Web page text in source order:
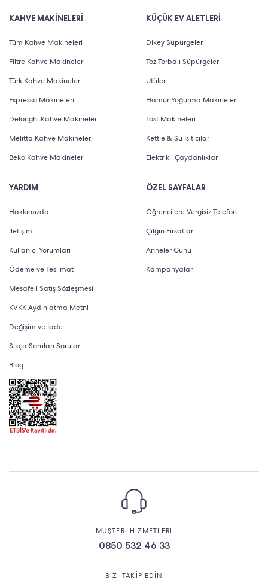
KAHVE MAKİNELERİ
Tüm Kahve Makineleri
Filtre Kahve Makineleri
Türk Kahve Makineleri
Espresso Makineleri
Delonghi Kahve Makineleri
Melitta Kahve Makineleri
Beko Kahve Makineleri
YARDIM
Hakkımızda
İletişim
Kullanıcı Yorumları
Ödeme ve Teslimat
Mesafeli Satış Sözleşmesi
KVKK Aydınlatma Metni
Değişim ve İade
Sıkça Sorulan Sorular
Blog
KÜÇÜK EV ALETLERİ
Dikey Süpürgeler
Toz Torbalı Süpürgeler
Ütüler
Hamur Yoğurma Makineleri
Tost Makineleri
Kettle & Su Isıtıcılar
Elektrikli Çaydanlıklar
ÖZEL SAYFALAR
Öğrencilere Vergisiz Telefon
Çılgın Fırsatlar
Anneler Günü
Kampanyalar
MÜŞTERİ HİZMETLERİ
0850 532 46 33
BİZİ TAKİP EDİN